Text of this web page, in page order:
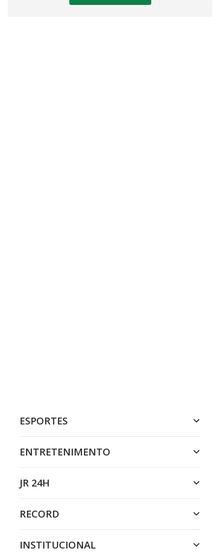
ESPORTES
ENTRETENIMENTO
JR 24H
RECORD
INSTITUCIONAL